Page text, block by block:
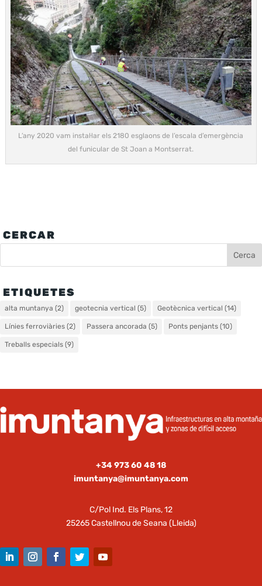
L’any 2020 vam instal·lar els 2180 esglaons de l’escala d’emergència
del funicular de St Joan a Montserrat.
CERCAR
ETIQUETES
alta muntanya (2) geotecnia vertical (5) Geotècnica vertical (14)
Línies ferroviàries (2) Passera ancorada (5) Ponts penjants (10)
Treballs especials (9)
+34 973 60 48 18
imuntanya@imuntanya.com
C/Pol Ind. Els Plans, 12
25265 Castellnou de Seana (Lleida)